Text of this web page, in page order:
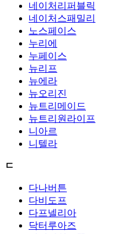
네이처리퍼블릭
네이처스패밀리
노스페이스
누리에
누페이스
뉴리프
뉴에라
뉴오리진
뉴트리메이드
뉴트리원라이프
니아르
니텔라
ㄷ
다나버튼
다비도프
다프넬리아
닥터루아즈